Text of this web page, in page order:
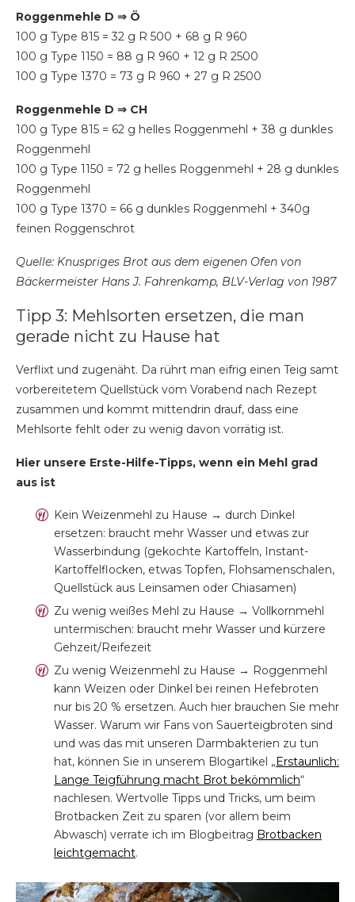
Roggenmehle D ⇒ Ö
100 g Type 815 = 32 g R 500 + 68 g R 960
100 g Type 1150 = 88 g R 960 + 12 g R 2500
100 g Type 1370 = 73 g R 960 + 27 g R 2500
Roggenmehle D ⇒ CH
100 g Type 815 = 62 g helles Roggenmehl + 38 g dunkles
Roggenmehl
100 g Type 1150 = 72 g helles Roggenmehl + 28 g dunkles
Roggenmehl
100 g Type 1370 = 66 g dunkles Roggenmehl + 340g
feinen Roggenschrot
Quelle: Knuspriges Brot aus dem eigenen Ofen von
Bäckermeister Hans J. Fahrenkamp, BLV-Verlag von 1987
Tipp 3: Mehlsorten ersetzen, die man
gerade nicht zu Hause hat
Verflixt und zugenäht. Da rührt man eifrig einen Teig samt
vorbereitetem Quellstück vom Vorabend nach Rezept
zusammen und kommt mittendrin drauf, dass eine
Mehlsorte fehlt oder zu wenig davon vorrätig ist.
Hier unsere Erste-Hilfe-Tipps, wenn ein Mehl grad
aus ist
Kein Weizenmehl zu Hause → durch Dinkel
ersetzen: braucht mehr Wasser und etwas zur
Wasserbindung (gekochte Kartoffeln, Instant-
Kartoffelflocken, etwas Topfen, Flohsamenschalen,
Quellstück aus Leinsamen oder Chiasamen)
Zu wenig weißes Mehl zu Hause → Vollkornmehl
untermischen: braucht mehr Wasser und kürzere
Gehzeit/Reifezeit
Zu wenig Weizenmehl zu Hause → Roggenmehl
kann Weizen oder Dinkel bei reinen Hefebroten
nur bis 20 % ersetzen. Auch hier brauchen Sie mehr
Wasser. Warum wir Fans von Sauerteigbroten sind
und was das mit unseren Darmbakterien zu tun
hat, können Sie in unserem Blogartikel „ Erstaunlich:
Lange Teigführung macht Brot bekömmlich“
nachlesen. Wertvolle Tipps und Tricks, um beim
Brotbacken Zeit zu sparen (vor allem beim
Abwasch) verrate ich im Blogbeitrag Brotbacken
leichtgemacht.